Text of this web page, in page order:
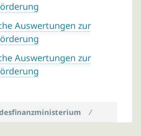
Auswertungen zur
Auswertungen zur
/